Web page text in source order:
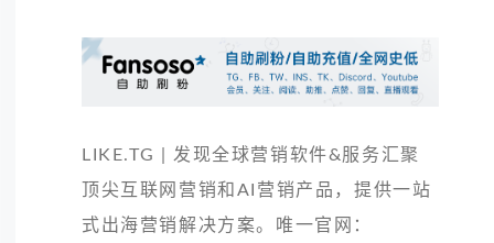
LIKE.TG | 发现全球营销软件&服务汇聚
顶尖互联网营销和AI营销产品，提供一站
式出海营销解决方案。唯一官网：